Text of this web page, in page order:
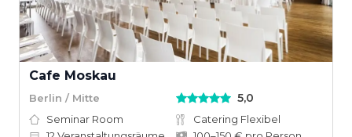
Cafe Moskau
Berlin / Mitte 5,0
Seminar Room
Catering Flexibel